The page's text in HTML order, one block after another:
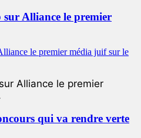
Alliance le premier
Alliance le premier
qui va rendre verte